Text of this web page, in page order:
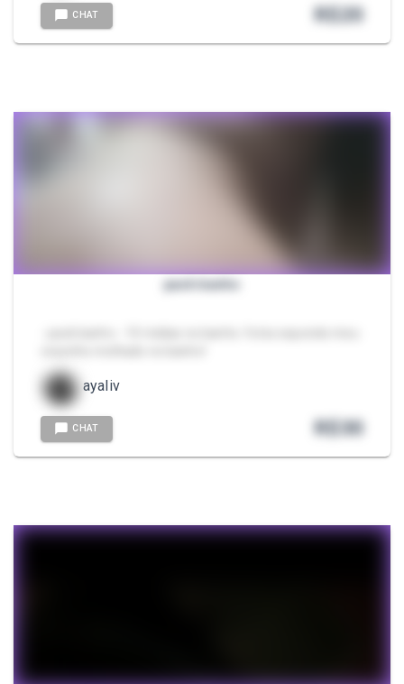
CHAT R$20
pack banho
ayaliv
CHAT R$30